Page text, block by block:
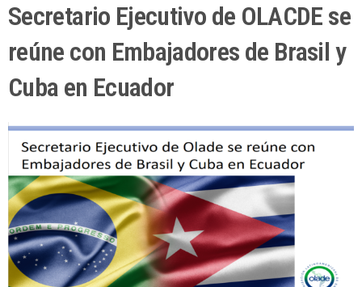
Secretario Ejecutivo de OLACDE se
reúne con Embajadores de Brasil y
Cuba en Ecuador